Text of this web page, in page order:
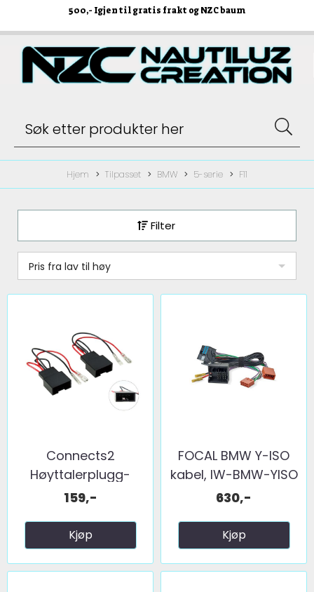
500,- Igjen til gratis frakt og NZC baum
Hjem Tilpasset BMW 5-serie F11
Filter
Pris fra lav til høy
Connects2
Høyttalerplugg-
adaptere BMW ...
159,-
Kjøp
FOCAL BMW Y-ISO
kabel, IW-BMW-YISO
630,-
Kjøp